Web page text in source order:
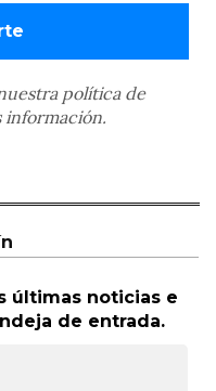
política de
información.
últimas noticias e
de entrada.